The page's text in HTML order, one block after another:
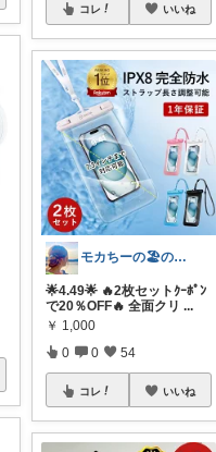
コレ いいね
モカちーの🏖️のんびりライフ🐈✨
🌟4.49🌟 🔥2枚セットｸｰﾎﾟﾝ
で20％OFF🔥 全面クリ ...
￥ 1,000
0 0 54
コレ いいね